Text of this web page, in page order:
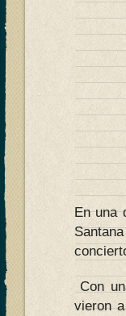
En una
Con
vieron